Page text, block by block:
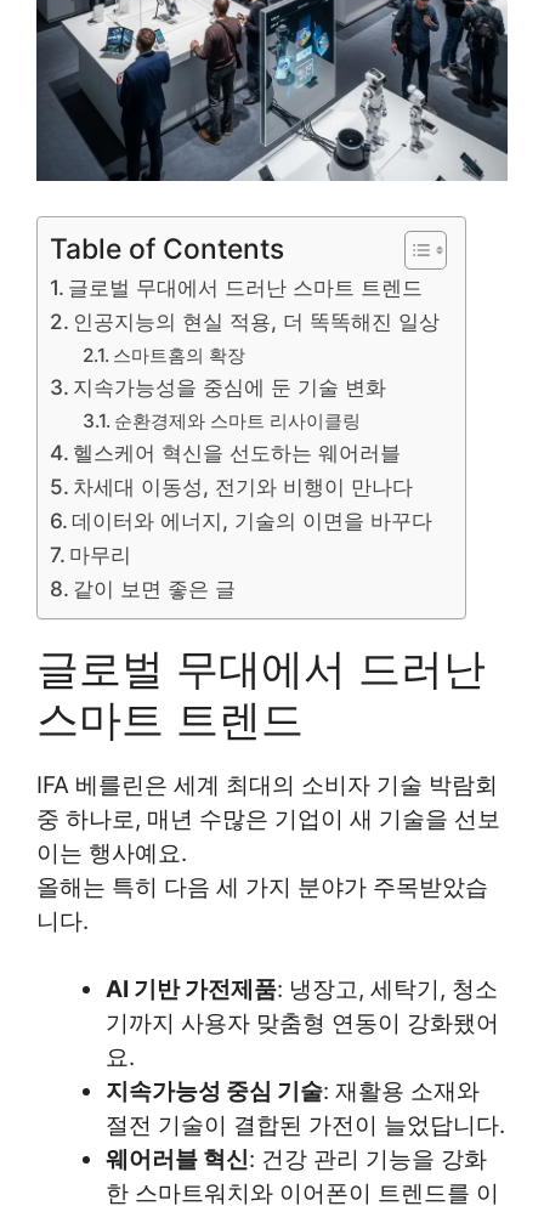
Table of Contents
글로벌 무대에서 드러난 스마트 트렌드
인공지능의 현실 적용, 더 똑똑해진 일상
스마트홈의 확장
지속가능성을 중심에 둔 기술 변화
순환경제와 스마트 리사이클링
헬스케어 혁신을 선도하는 웨어러블
차세대 이동성, 전기와 비행이 만나다
데이터와 에너지, 기술의 이면을 바꾸다
마무리
같이 보면 좋은 글
글로벌 무대에서 드러난
스마트 트렌드
IFA 베를린은 세계 최대의 소비자 기술 박람회
중 하나로, 매년 수많은 기업이 새 기술을 선보
이는 행사예요.
올해는 특히 다음 세 가지 분야가 주목받았습
니다.
AI 기반 가전제품: 냉장고, 세탁기, 청소
기까지 사용자 맞춤형 연동이 강화됐어
요.
지속가능성 중심 기술: 재활용 소재와
절전 기술이 결합된 가전이 늘었답니다.
웨어러블 혁신: 건강 관리 기능을 강화
한 스마트워치와 이어폰이 트렌드를 이